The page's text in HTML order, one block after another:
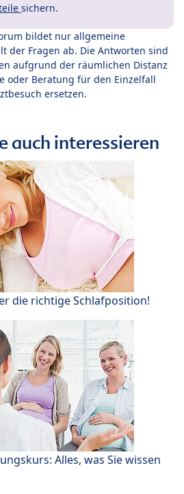
sichern.
bildet nur allgemeine
der Fragen ab. Die Antworten sind
aufgrund der räumlichen Distanz
oder Beratung für den Einzelfall
ersetzen.
auch interessieren
die richtige Schlafposition!
Alles, was Sie wissen